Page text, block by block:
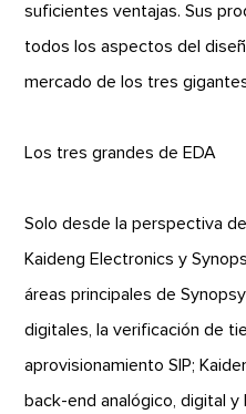
suficientes ventajas. Sus
todos los aspectos del
mercado de los tres
Los tres grandes de EDA
Solo desde la perspectiva
Kaideng Electronics y
áreas principales de
digitales, la verificación de
aprovisionamiento SIP;
back-end analógico, digital y